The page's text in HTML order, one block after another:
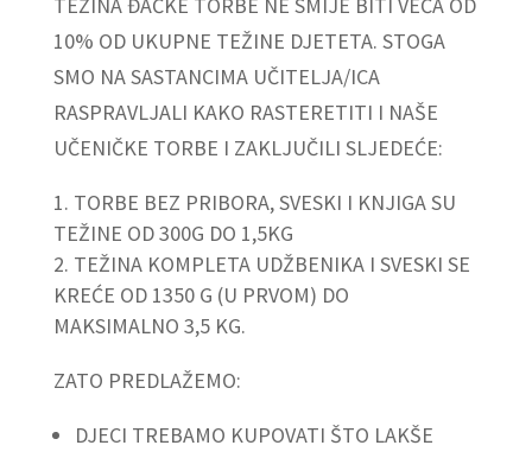
10% OD UKUPNE TEŽINE DJETETA. STOGA
SMO NA SASTANCIMA UČITELJA/ICA
RASPRAVLJALI KAKO RASTERETITI I NAŠE
UČENIČKE TORBE I ZAKLJUČILI SLJEDEĆE:
TORBE BEZ PRIBORA, SVESKI I KNJIGA SU
TEŽINE OD 300G DO 1,5KG
TEŽINA KOMPLETA UDŽBENIKA I SVESKI SE
KREĆE OD 1350 G (U PRVOM) DO
MAKSIMALNO 3,5 KG.
ZATO PREDLAŽEMO:
DJECI TREBAMO KUPOVATI ŠTO LAKŠE